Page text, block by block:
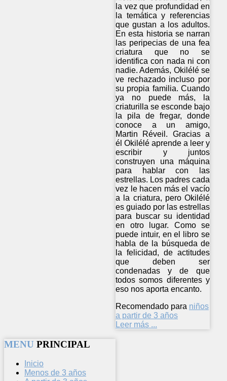
la vez que profundidad en
la temática y referencias
que gustan a los adultos.
En esta historia se narran
las peripecias de una fea
criatura que no se
identifica con nada ni con
nadie. Además, Okilélé se
ve rechazado incluso por
su propia familia. Cuando
ya no puede más, la
criaturilla se esconde bajo
la pila de fregar, donde
conoce a un amigo,
Martin Réveil. Gracias a
él Okilélé aprende a leer y
escribir y juntos
construyen una máquina
para hablar con las
estrellas. Los padres cada
vez le hacen más el vacío
a la criatura, pero Okilélé
es guiado por las estrellas
para buscar su identidad
en otro lugar. Como se
puede intuir, en el libro se
habla de la búsqueda de
la felicidad, de actitudes
que deben ser
condenadas y de que
todos somos diferentes y
eso nos aporta encanto.
Recomendado para niños
a partir de 3 años
Leer más ...
MENU PRINCIPAL
Inicio
Menos de 3 años